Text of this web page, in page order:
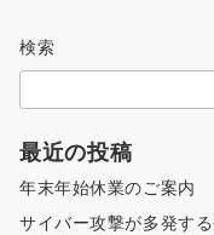
検索
最近の投稿
年末年始休業のご案内
サイバー攻撃が多発す